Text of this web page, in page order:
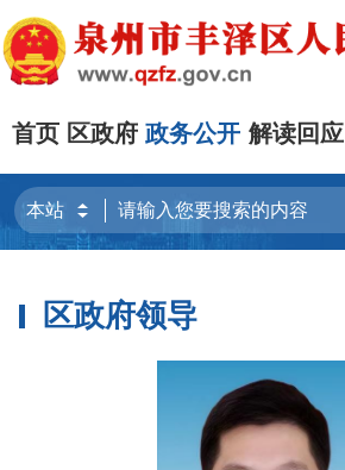
首页 区政府 政务公开 解读回应
区政府领导